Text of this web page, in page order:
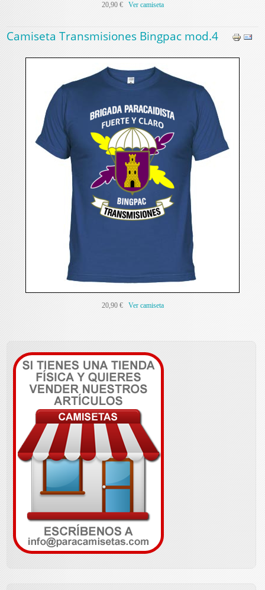
20,90 € Ver camiseta
Camiseta Transmisiones Bingpac mod.4
20,90 € Ver camiseta